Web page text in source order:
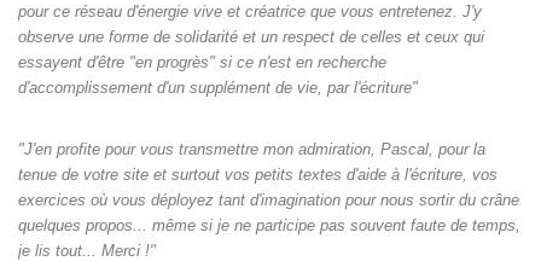
pour ce réseau d'énergie vive et créatrice que vous entretenez. J'y
observe une forme de solidarité et un respect de celles et ceux qui
essayent d'être "en progrès" si ce n'est en recherche
d'accomplissement d'un supplément de vie, par l'écriture"
"J'en profite pour vous transmettre mon admiration, Pascal, pour la
tenue de votre site et surtout vos petits textes d'aide à l'écriture, vos
exercices où vous déployez tant d'imagination pour nous sortir du crâne
quelques propos... même si je ne participe pas souvent faute de temps,
je lis tout... Merci !"